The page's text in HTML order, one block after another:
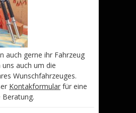
auch gerne ihr Fahrzeug
auch um die
Wunschfahrzeuges.
Kontakformular für eine
Beratung.